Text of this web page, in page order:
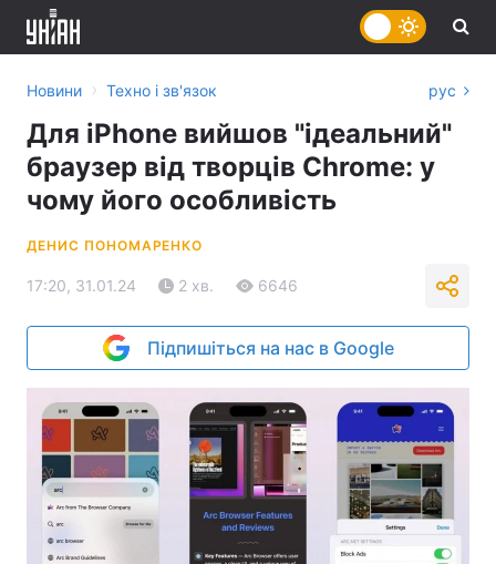
Новини › Техно і зв'язок рус
Для iPhone вийшов "ідеальний"
браузер від творців Chrome: у
чому його особливість
ДЕНИС ПОНОМАРЕНКО
17:20, 31.01.24 2 хв. 6646
Підпишіться на нас в Google